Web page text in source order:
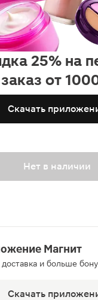
25% на
заказ от
Скачать
Нет в наличии
Магнит
и больше
Скачать